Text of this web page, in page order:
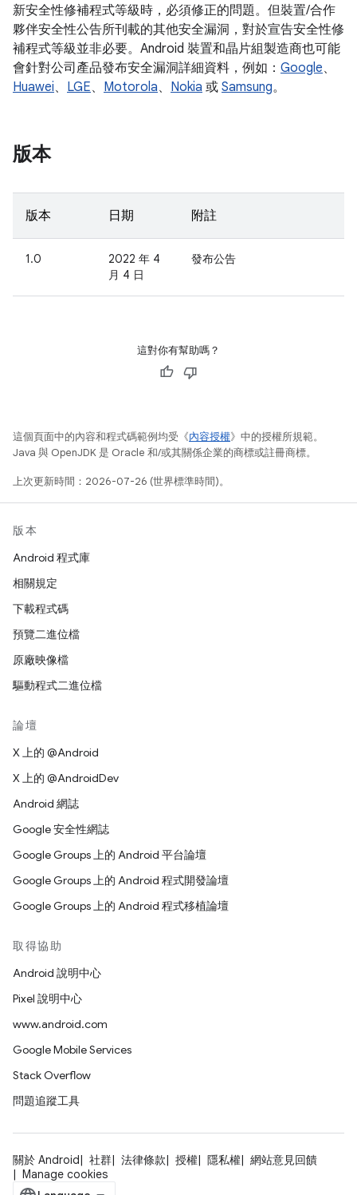
新安全性修補程式等級時，必須修正的問題。但裝置/合作
夥伴安全性公告所刊載的其他安全漏洞，對於宣告安全性修
補程式等級並非必要。Android 裝置和晶片組製造商也可能
會針對公司產品發布安全漏洞詳細資料，例如： Google、
Huawei、 LGE、 Motorola、 Nokia 或 Samsung。
版本
版本 日期 附註
1.0
2022 年 4
月 4 日
發布公告
這對你有幫助嗎？
這個頁面中的內容和程式碼範例均受《內容授權》中的授權所規範。
Java 與 OpenJDK 是 Oracle 和/或其關係企業的商標或註冊商標。
上次更新時間：2026-07-26 (世界標準時間)。
版本
Android 程式庫
相關規定
下載程式碼
預覽二進位檔
原廠映像檔
驅動程式二進位檔
論壇
X 上的 @Android
X 上的 @AndroidDev
Android 網誌
Google 安全性網誌
Google Groups 上的 Android 平台論壇
Google Groups 上的 Android 程式開發論壇
Google Groups 上的 Android 程式移植論壇
取得協助
Android 說明中心
Pixel 說明中心
www.android.com
Google Mobile Services
Stack Overflow
問題追蹤工具
關於 Android 社群 法律條款 授權 隱私權
網站意見回饋
Manage cookies